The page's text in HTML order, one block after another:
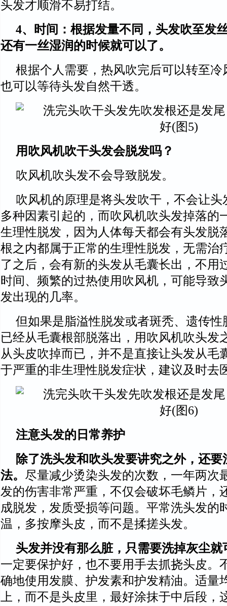
头发才顺滑不易打结。
4、时间：根据发量不同，头发吹至发
还有一丝湿润的时候就可以了。
根据个人需要，热风吹完后可以转至冷
也可以等待头发自然干透。
用吹风机吹干头发会脱发吗？
吹风机吹头发不会导致脱发。
吹风机的原理是将头发吹干，不会让
多种因素引起的，而吹风机吹头发掉落的
生理性脱发，因为人体每天都会有头发脱
根之内都属于正常的生理性脱发，无需治
了之后，会有新的头发从毛囊长出，不用
时间、频繁的过热使用吹风机，可能导致
发出现的几率。
但如果是脂溢性脱发或者斑秃、遗传性
已经从毛囊根部脱落出，用吹风机吹头发
从头皮吹掉而已，并不是直接让头发从毛
于严重的非生理性脱发症状，建议及时去
注意头发的日常养护
除了洗头发和吹头发要讲究之外，还
法。 尽量减少烫染头发的次数，一年两次
发的伤害非常严重，不仅会破坏毛鳞片，
成脱发，发质受损等问题。平常洗头发的
温，多按摩头皮，而不是揉搓头发。
头发并没有那么脏，只需要洗掉灰尘就
一定要保护好，也不要用手去抓挠头皮。
确地使用发膜、护发素和护发精油。适量
上，而不是头皮里，最好涂抹于中后段，